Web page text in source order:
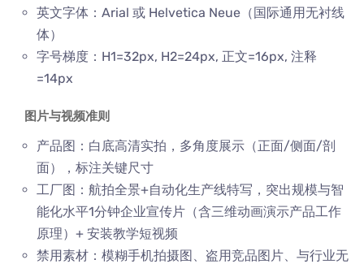
英文字体：Arial 或 Helvetica Neue（国际通用无衬线
体）
字号梯度：H1=32px, H2=24px, 正文=16px, 注释
=14px
图片与视频准则
产品图：白底高清实拍，多角度展示（正面/侧面/剖
面），标注关键尺寸
工厂图：航拍全景+自动化生产线特写，突出规模与智
能化水平1分钟企业宣传片（含三维动画演示产品工作
原理）+ 安装教学短视频
禁用素材：模糊手机拍摄图、盗用竞品图片、与行业无